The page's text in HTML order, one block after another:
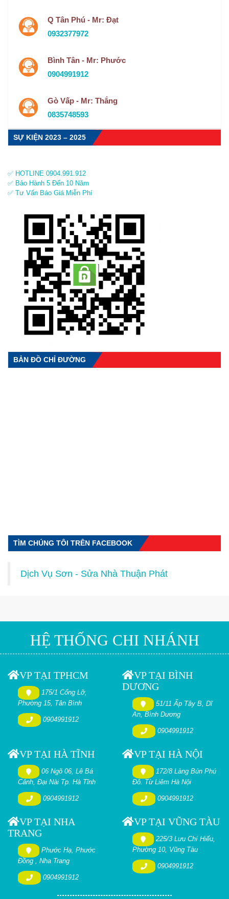
Q Tân Phú - Mr: Đạt
0932377972
Bình Tân - Mr: Phước
0904991912
Gò Vấp - Mr: Thắng
0835748593
SỰ KIỆN 2023 – 2025
✅ HOTLINE 0904.991.912
✅ Bảo Hành 5 Đến 10 Năm
✅ Tư Vấn Báo Giá Miễn Phí
BẢN ĐỒ CHỈ ĐƯỜNG
TÌM CHÚNG TÔI TRÊN FACEBOOK
Dịch Vụ Sơn - Sửa Nhà Thuận Phát
HỆ THỐNG CHI NHÁNH
VP TẠI TPHCM
175/1 Cống Lỡ,
Phường 15, Tân Bình
0904991912
VP TẠI BÌNH
DƯƠNG
51/11 Ấp Tây B, Dĩ
An, Bình Dương
0904991912
VP TẠI HÀ TĨNH
06 Ngõ 06, Lê Bá
Cảnh, Đại Nài Tp. Hà Tĩnh
0904991912
VP TẠI HÀ NỘI
172/8 Làng Bún Phú
Đô. Từ Liêm Hà Nội
0904991912
VP TẠI NHA
TRANG
Phước Hạ, Phước
Đồng , Nha Trang
0904991912
VP TẠI VŨNG TÀU
225/3 Lưu Chí Hiếu,
Phường 10, Vũng Tàu
0904991912